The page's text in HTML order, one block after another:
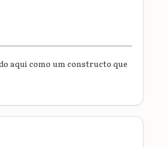
aqui como um constructo que